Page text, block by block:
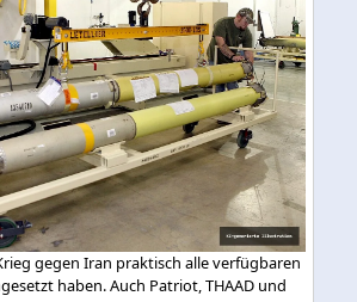
gegen Iran praktisch alle verfügbaren
haben. Auch Patriot, THAAD und